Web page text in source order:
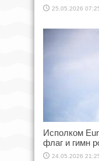
25.05.2026
Исполком
флаг и гимн
24.05.2026